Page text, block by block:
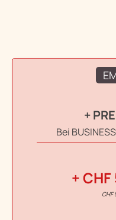
+
Bei
+
CHF